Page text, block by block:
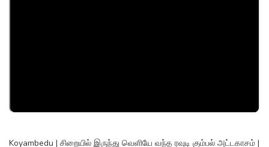
Koyambedu | சிறையில் இருந்து வெளியே வந்த ரவுடி கும்பல் அட்டகாசம் |